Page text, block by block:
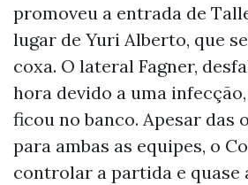
promoveu a entrada de
lugar de Yuri Alberto, que
coxa. O lateral Fagner,
hora devido a uma
ficou no banco. Apesar das
para ambas as equipes, o
controlar a partida e quase